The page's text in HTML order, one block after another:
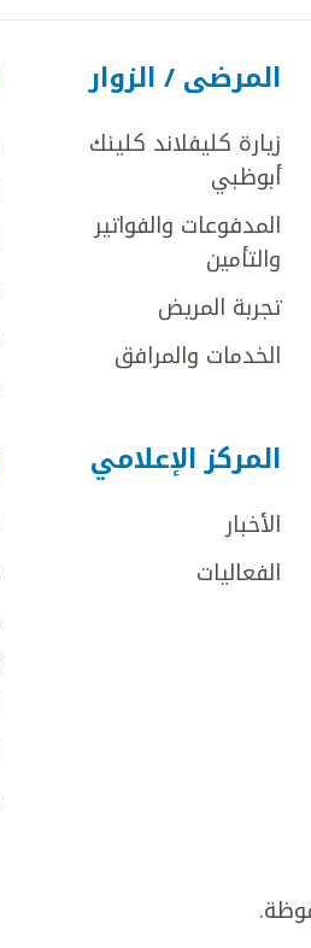
المرضى / الزوار
زيارة كليفلاند كلينك
أبوظبي
المدفوعات والفواتير
والتأمين
تجربة المريض
الخدمات والمرافق
المركز الإعلامي
الأخبار
الفعاليات